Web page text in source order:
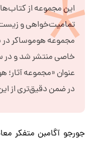
این مجموعه از کتاب‌ها
تمامیت‌خواهی و
عنوان «مجموعه آثار؛
در ضمن دقیق‌تری از
جورجو آگامبن متفکر